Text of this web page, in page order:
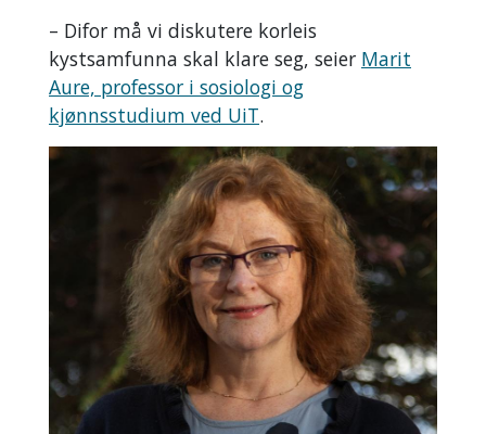
– Difor må vi diskutere korleis
kystsamfunna skal klare seg, seier Marit
Aure, professor i sosiologi og
kjønnsstudium ved UiT.